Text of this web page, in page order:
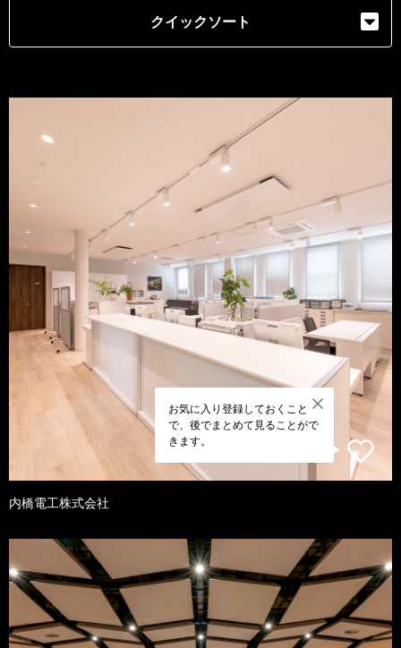
クイックソート
お気に入り登録しておくこと
で、後でまとめて見ることがで
きます。
内橋電工株式会社